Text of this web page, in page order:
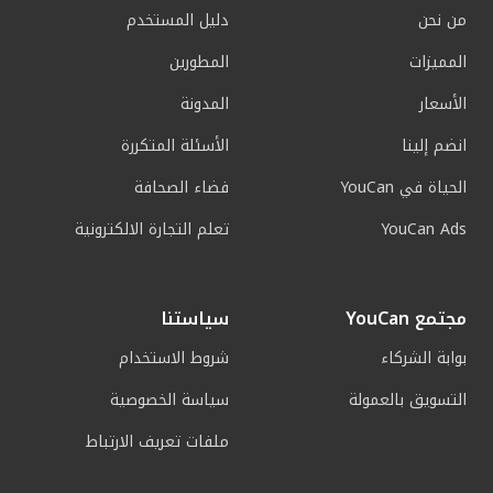
من نحن
المميزات
الأسعار
انضم إلينا
الحياة في YouCan
YouCan Ads
دليل المستخدم
المطورين
المدونة
الأسئلة المتكررة
فضاء الصحافة
تعلم التجارة الالكترونية
مجتمع YouCan
بوابة الشركاء
التسويق بالعمولة
سياستنا
شروط الاستخدام
سياسة الخصوصية
ملفات تعريف الارتباط